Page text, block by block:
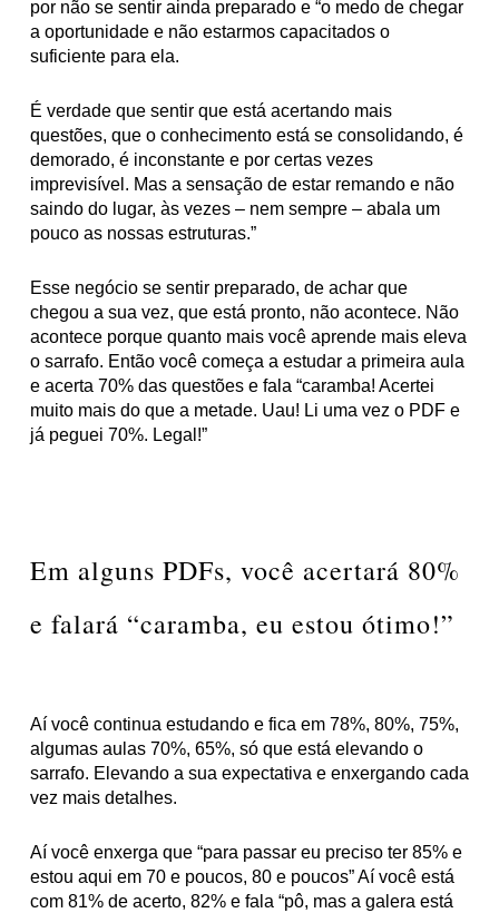
por não se sentir ainda preparado e “o medo de chegar
a oportunidade e não estarmos capacitados o
suficiente para ela.
É verdade que sentir que está acertando mais
questões, que o conhecimento está se consolidando, é
demorado, é inconstante e por certas vezes
imprevisível. Mas a sensação de estar remando e não
saindo do lugar, às vezes – nem sempre – abala um
pouco as nossas estruturas.”
Esse negócio se sentir preparado, de achar que
chegou a sua vez, que está pronto, não acontece. Não
acontece porque quanto mais você aprende mais eleva
o sarrafo. Então você começa a estudar a primeira aula
e acerta 70% das questões e fala “caramba! Acertei
muito mais do que a metade. Uau! Li uma vez o PDF e
já peguei 70%. Legal!”
Em alguns PDFs, você acertará 80%
e falará “caramba, eu estou ótimo!”
Aí você continua estudando e fica em 78%, 80%, 75%,
algumas aulas 70%, 65%, só que está elevando o
sarrafo. Elevando a sua expectativa e enxergando cada
vez mais detalhes.
Aí você enxerga que “para passar eu preciso ter 85% e
estou aqui em 70 e poucos, 80 e poucos” Aí você está
com 81% de acerto, 82% e fala “pô, mas a galera está